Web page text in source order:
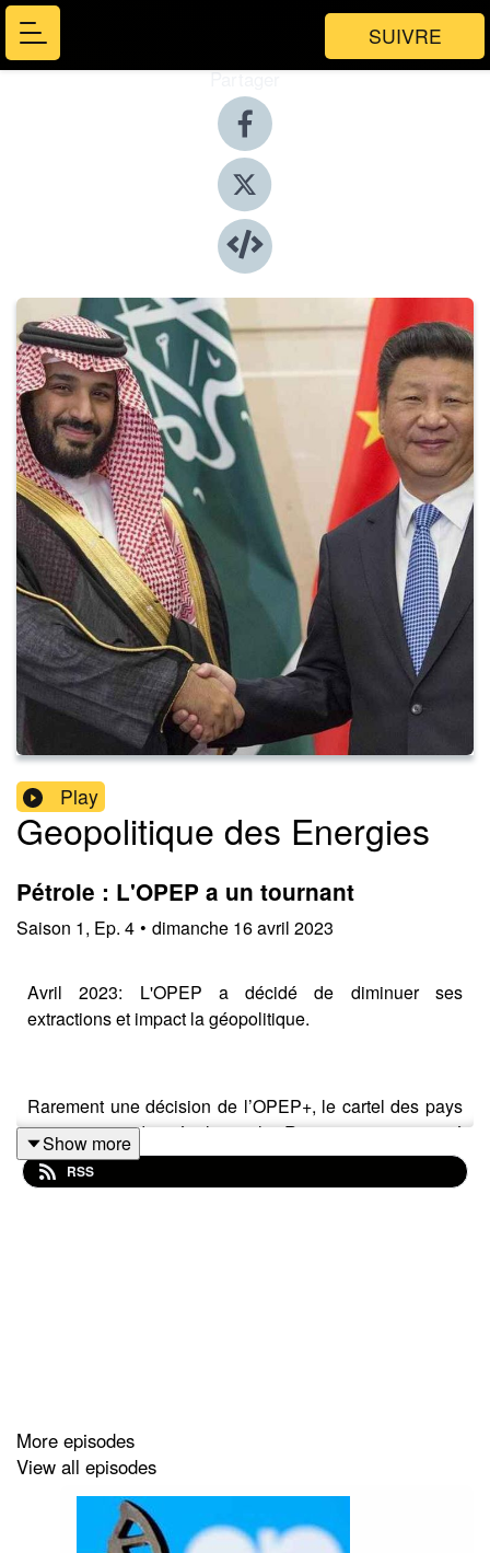
SUIVRE
Partager
Play
Geopolitique des Energies
Pétrole : L'OPEP a un tournant
Saison 1, Ep. 4 • dimanche 16 avril 2023
Avril 2023: L'OPEP a décidé de diminuer ses
extractions et impact la géopolitique.
Rarement une décision de l’OPEP+, le cartel des pays
exportateurs de pétrole et la Russie, aura impacté
autant de domaines à la fois. Bien que ce battement
d’aile d’un papillon nommé pétrole n’a pas fait la une
Show more
RSS
More episodes
View all episodes